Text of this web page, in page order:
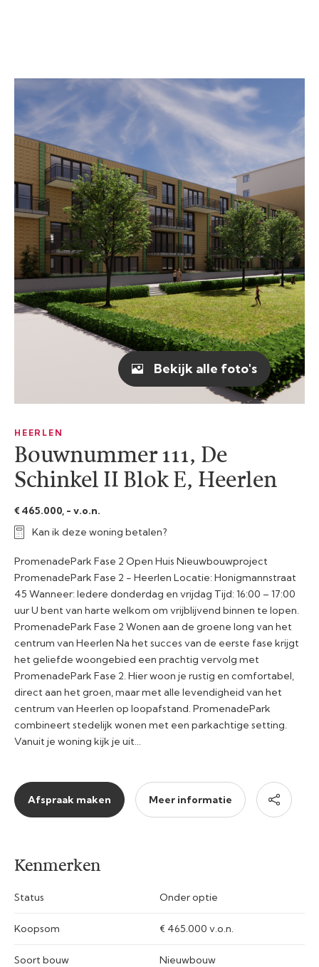
HEERLEN
Bouwnummer 111, De
Schinkel II Blok E, Heerlen
€ 465.000, - v.o.n.
Kan ik deze woning betalen?
PromenadePark Fase 2 Open Huis Nieuwbouwproject
PromenadePark Fase 2 - Heerlen Locatie: Honigmannstraat
45 Wanneer: Iedere donderdag en vrijdag Tijd: 16:00 – 17:00
uur U bent van harte welkom om vrijblijvend binnen te lopen.
PromenadePark Fase 2 Wonen aan de groene long van het
centrum van Heerlen Na het succes van de eerste fase krijgt
het geliefde woongebied een prachtig vervolg met
PromenadePark Fase 2. Hier woon je rustig en comfortabel,
direct aan het groen, maar met alle levendigheid van het
centrum van Heerlen op loopafstand. PromenadePark
combineert stedelijk wonen met een parkachtige setting.
Vanuit je woning kijk je uit…
Afspraak maken Meer informatie
Bekijk alle foto's
Kenmerken
Status Onder optie
Koopsom € 465.000 v.o.n.
Soort bouw Nieuwbouw